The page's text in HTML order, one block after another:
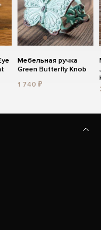
Мебельная ручка
Green Butterfly Knob
1 740 ₽